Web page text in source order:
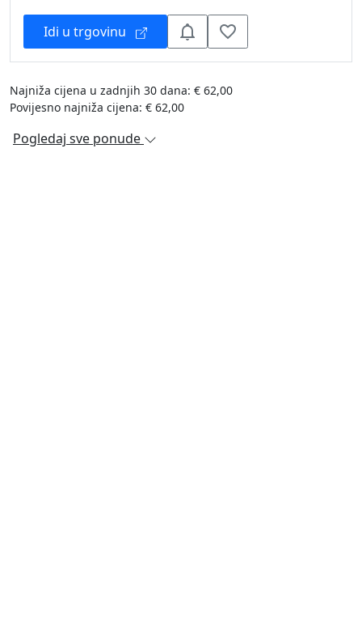
Idi u trgovinu
Najniža cijena u zadnjih 30 dana: € 62,00
Povijesno najniža cijena: € 62,00
Pogledaj sve ponude